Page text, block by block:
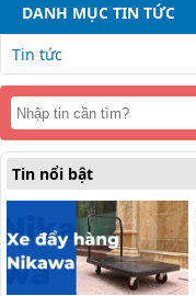
DANH MỤC TIN TỨC
Tin tức
Tin nổi bật